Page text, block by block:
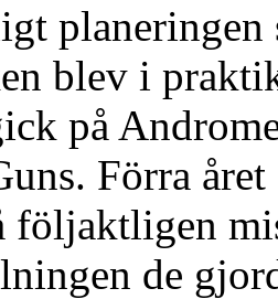
blev i
på
Förra
följaktligen
de